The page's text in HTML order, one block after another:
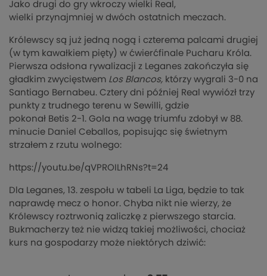
Jako drugi do gry wkroczy wielki Real,
wielki przynajmniej w dwóch ostatnich meczach.
Królewscy są już jedną nogą i czterema palcami drugiej
(w tym kawałkiem pięty) w ćwierćfinale Pucharu Króla.
Pierwsza odsłona rywalizacji z Leganes zakończyła się
gładkim zwycięstwem Los Blancos, którzy wygrali 3-0 na
Santiago Bernabeu. Cztery dni później Real wywiózł trzy
punkty z trudnego terenu w Sewilli, gdzie
pokonał Betis 2-1. Gola na wagę triumfu zdobył w 88.
minucie Daniel Ceballos, popisując się świetnym
strzałem z rzutu wolnego:
https://youtu.be/qVPROILhRNs?t=24
Dla Leganes, 13. zespołu w tabeli La Liga, będzie to tak
naprawdę mecz o honor. Chyba nikt nie wierzy, że
Królewscy roztrwonią zaliczkę z pierwszego starcia.
Bukmacherzy też nie widzą takiej możliwości, chociaż
kurs na gospodarzy może niektórych dziwić: